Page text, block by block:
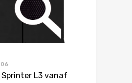
Sprinter L3 vanaf